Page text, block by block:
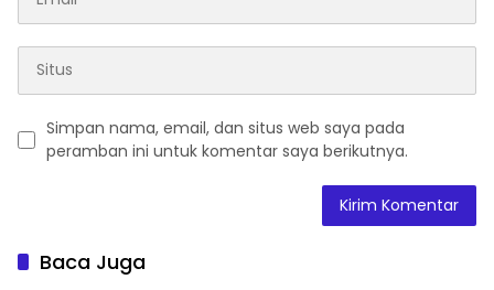
Simpan nama, email, dan situs web saya pada
peramban ini untuk komentar saya berikutnya.
Baca Juga